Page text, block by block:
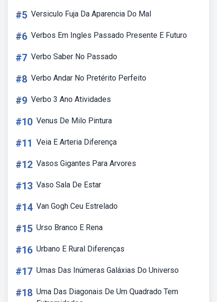
#5 Versiculo Fuja Da Aparencia Do Mal
#6 Verbos Em Ingles Passado Presente E Futuro
#7 Verbo Saber No Passado
#8 Verbo Andar No Pretérito Perfeito
#9 Verbo 3 Ano Atividades
#10 Venus De Milo Pintura
#11 Veia E Arteria Diferença
#12 Vasos Gigantes Para Arvores
#13 Vaso Sala De Estar
#14 Van Gogh Ceu Estrelado
#15 Urso Branco E Rena
#16 Urbano E Rural Diferenças
#17 Umas Das Inúmeras Galáxias Do Universo
#18 Uma Das Diagonais De Um Quadrado Tem